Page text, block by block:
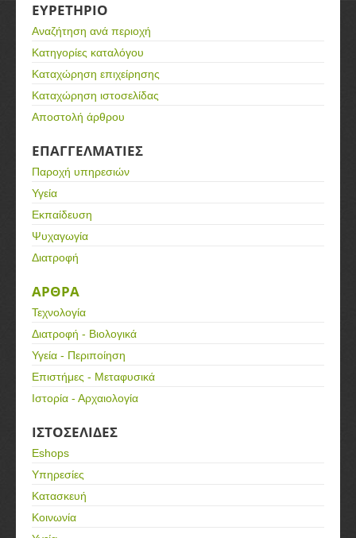
ΕΥΡΕΤΗΡΙΟ
Αναζήτηση ανά περιοχή
Κατηγορίες καταλόγου
Καταχώρηση επιχείρησης
Καταχώρηση ιστοσελίδας
Αποστολή άρθρου
ΕΠΑΓΓΕΛΜΑΤΙΕΣ
Παροχή υπηρεσιών
Υγεία
Εκπαίδευση
Ψυχαγωγία
Διατροφή
ΑΡΘΡΑ
Τεχνολογία
Διατροφή - Βιολογικά
Υγεία - Περιποίηση
Επιστήμες - Μεταφυσικά
Ιστορία - Αρχαιολογία
ΙΣΤΟΣΕΛΙΔΕΣ
Eshops
Υπηρεσίες
Κατασκευή
Κοινωνία